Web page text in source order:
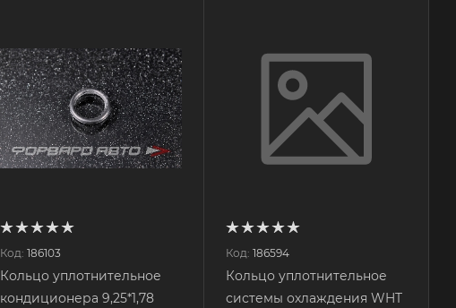
Код: 186103
Кольцо уплотнительное
кондиционера 9,25*1,78
Код: 186594
Кольцо уплотнительное
системы охлаждения WHT